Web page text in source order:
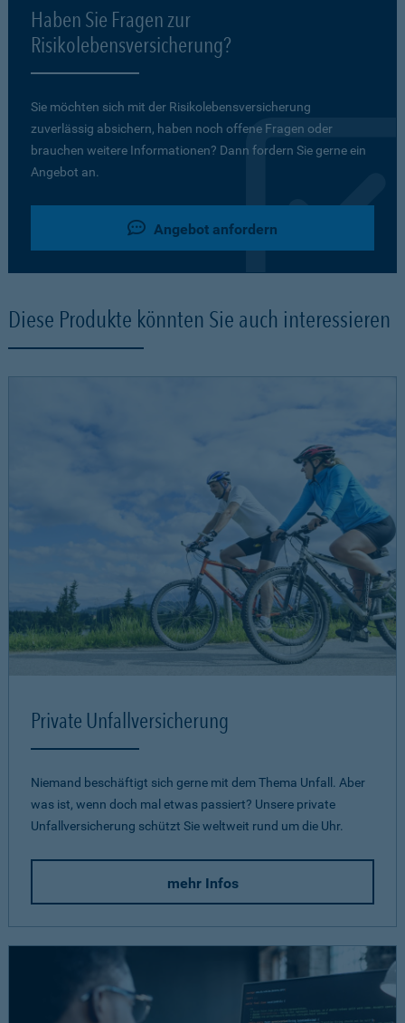
Haben Sie Fragen zur
Risikolebensversicherung?
Sie möchten sich mit der Risikolebensversicherung
zuverlässig absichern, haben noch offene Fragen oder
brauchen weitere Informationen? Dann fordern Sie gerne ein
Angebot an.
Angebot anfordern
Diese Produkte könnten Sie auch interessieren
Private Unfallversicherung
Niemand beschäftigt sich gerne mit dem Thema Unfall. Aber
was ist, wenn doch mal etwas passiert? Unsere private
Unfallversicherung schützt Sie weltweit rund um die Uhr.
mehr Infos